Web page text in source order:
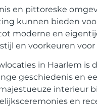
en pittoreske
kunnen bieden
moderne en
en voorkeuren
in Haarlem is
geschiedenis en
interieur
en